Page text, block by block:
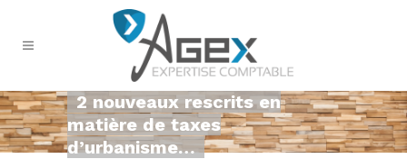
2 nouveaux rescrits en
matière de taxes
d’urbanisme…